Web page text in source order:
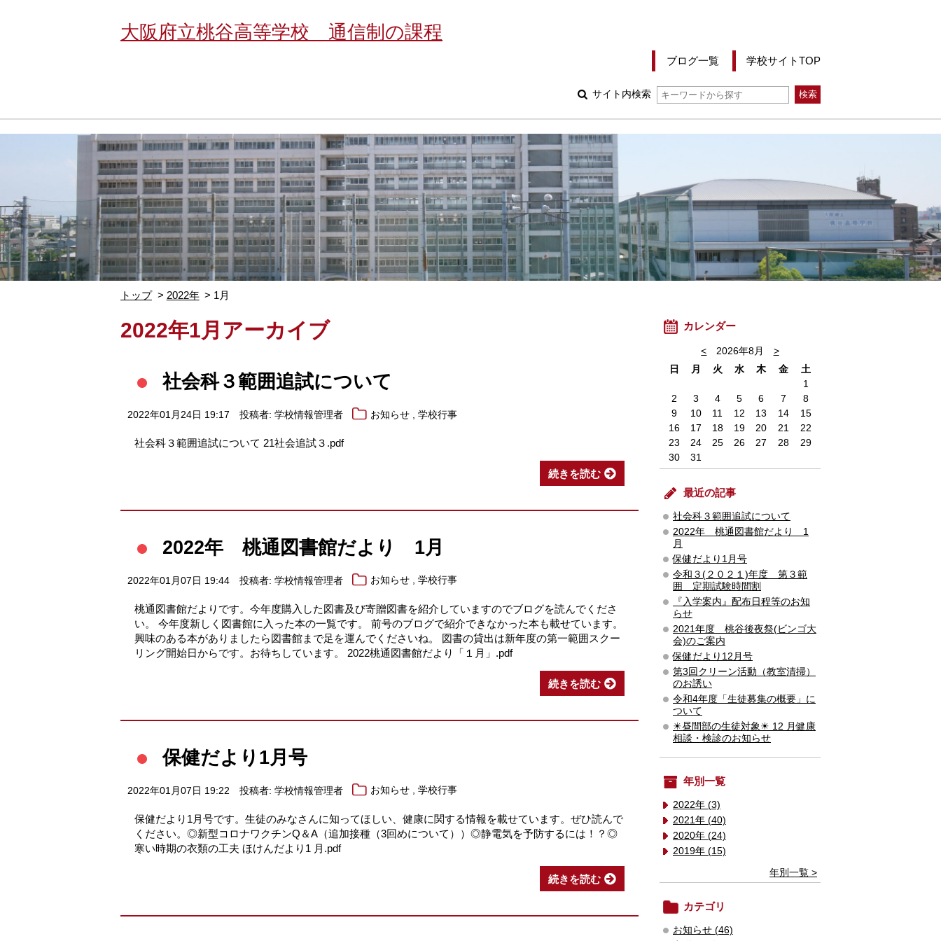
大阪府立桃谷高等学校 通信制の課程
ブログ一覧 学校サイトTOP
サイト内検索
トップ 2022年 1月
2022年1月アーカイブ
社会科３範囲追試について
2022年01月24日 19:17 投稿者: 学校情報管理者 お知らせ ,学校行事
社会科３範囲追試について 21社会追試３.pdf
続きを読む
2022年 桃通図書館だより 1月
2022年01月07日 19:44 投稿者: 学校情報管理者 お知らせ ,学校行事
桃通図書館だよりです。今年度購入した図書及び寄贈図書を紹介していますのでブログを読んでくださ
い。 今年度新しく図書館に入った本の一覧です。 前号のブログで紹介できなかった本も載せています。
興味のある本がありましたら図書館まで足を運んでくださいね。 図書の貸出は新年度の第一範囲スクー
リング開始日からです。お待ちしています。 2022桃通図書館だより「１月」.pdf
続きを読む
保健だより1月号
2022年01月07日 19:22 投稿者: 学校情報管理者 お知らせ ,学校行事
保健だより1月号です。生徒のみなさんに知ってほしい、健康に関する情報を載せています。ぜひ読んで
ください。◎新型コロナワクチンQ＆A（追加接種（3回めについて））◎静電気を予防するには！？◎
寒い時期の衣類の工夫 ほけんだより1 月.pdf
続きを読む
カレンダー
< 2026年8月
>
日
月 火 水 木 金
土
1
2
3 4 5 6 7
8
9
10 11 12 13 14
15
16
17 18 19 20 21
22
23
24 25 26 27 28
29
30
31
最近の記事
社会科３範囲追試について
2022年 桃通図書館だより 1
月
保健だより1月号
令和３(２０２１)年度 第３範
囲 定期試験時間割
『入学案内』配布日程等のお知
らせ
2021年度 桃谷後夜祭(ビンゴ大
会)のご案内
保健だより12月号
第3回クリーン活動（教室清掃）
のお誘い
令和4年度「生徒募集の概要」に
ついて
☀昼間部の生徒対象☀ 12 月健康
相談・検診のお知らせ
年別一覧
2022年 (3)
2021年 (40)
2020年 (24)
2019年 (15)
年別一覧 >
カテゴリ
お知らせ (46)